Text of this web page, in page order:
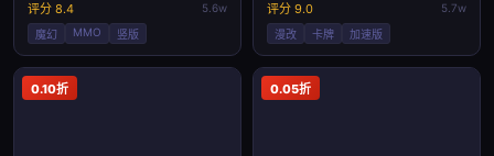
评分 8.4
5.6w
魔幻
MMO 竖版
评分 9.0
5.7w
漫改
卡牌 加速版
0.10折 0.05折